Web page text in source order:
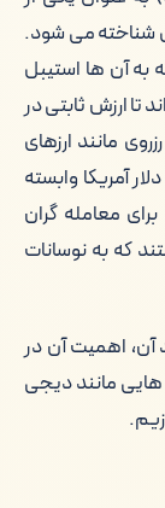
شناخته می شود.
به آن ها استیبل
تا ارزش ثابتی در
مانند ارزهای
آمریکا وابسته
معامله گران
که به نوسانات
آن، اهمیت آن در
هایی مانند دیجی